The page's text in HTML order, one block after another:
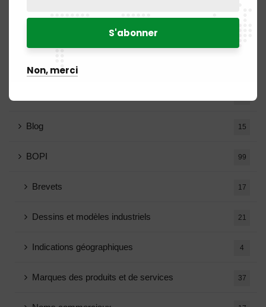
Avis de recrutement
Blog 15
BOPI 99
Brevets 17
Dessins et modèles industriels 21
Indications géographiques 4
Marques des produits et de services 37
Non, merci